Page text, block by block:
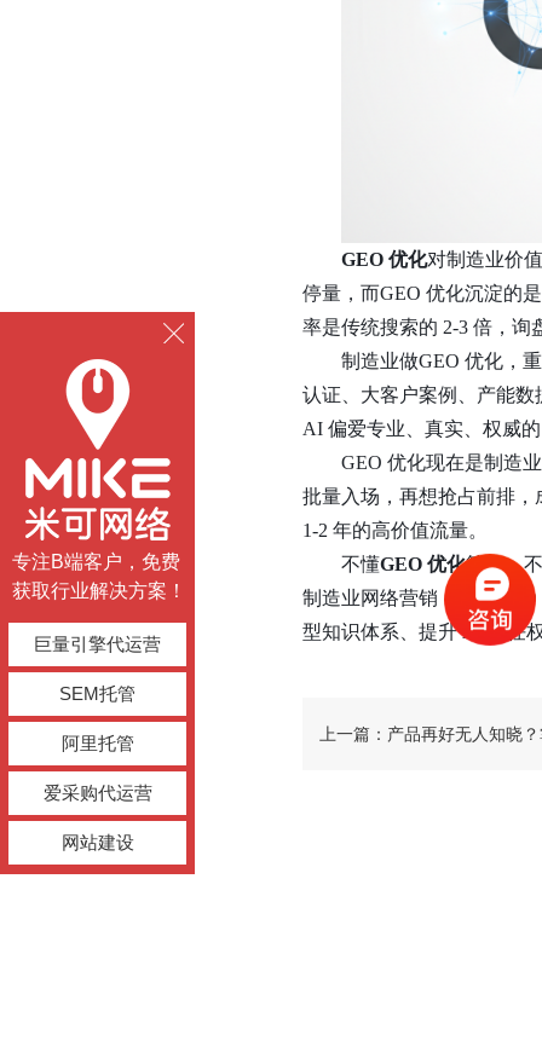
GEO 优化对制造业价
停量，而GEO 优化沉淀的
率是传统搜索的 2-3 倍，询
制造业做GEO 优化，
认证、大客户案例、产能
AI 偏爱专业、真实、权威
GEO 优化现在是制造
批量入场，再想抢占前排
1-2 年的高价值流量。
不懂GEO 优化算法、
制造业网络营销，深耕
型知识体系、提升 AI 信任
上一篇：产品再好无人知晓
专注B端客户，免费
获取行业解决方案！
巨量引擎代运营
SEM托管
阿里托管
爱采购代运营
网站建设